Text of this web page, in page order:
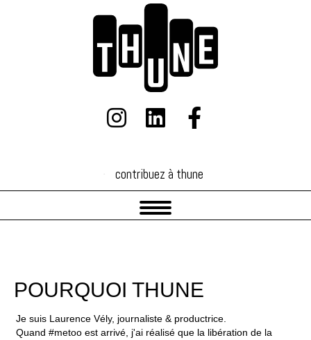
contribuez à thune
contribuez à thune
POURQUOI THUNE
Je suis Laurence Vély, journaliste & productrice.
Quand #metoo est arrivé, j'ai réalisé que la libération de la